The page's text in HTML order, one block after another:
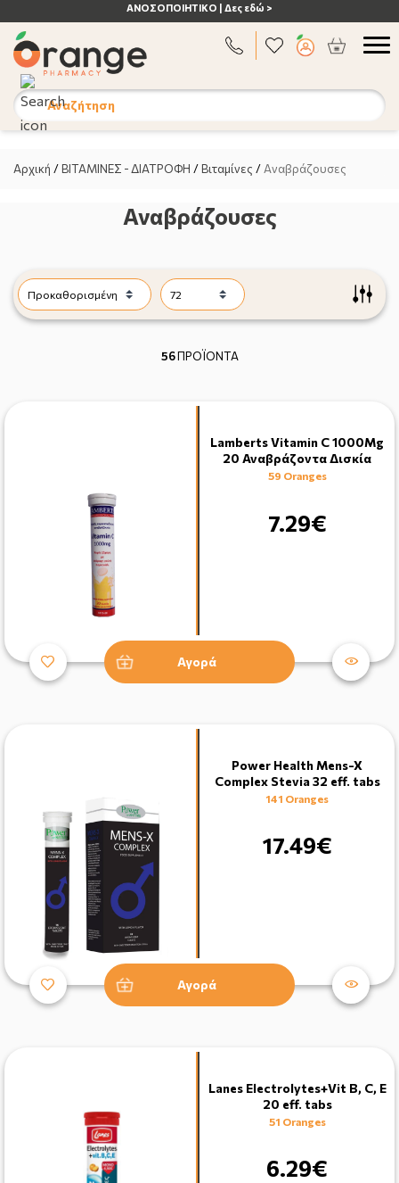
ΑΝΟΣΟΠΟΙΗΤΙΚΟ | Δες εδώ >
Αναζήτηση
Αρχική /ΒΙΤΑΜΙΝΕΣ - ΔΙΑΤΡΟΦΗ /Βιταμίνες / Αναβράζουσες
Αναβράζουσες
56ΠΡΟΪΟΝΤΑ
Lamberts Vitamin C 1000Mg
20 Αναβράζοντα Δισκία
59 Oranges
7.29€
Αγορά
Power Health Mens-X
Complex Stevia 32 eff. tabs
141 Oranges
17.49€
Αγορά
Lanes Electrolytes+Vit B, C, E
20 eff. tabs
51 Oranges
6.29€